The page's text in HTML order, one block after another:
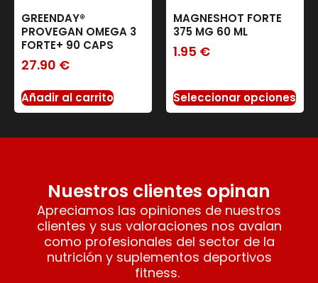
GREENDAY®
PROVEGAN OMEGA 3
FORTE+ 90 CAPS
27.90 €
Añadir al carrito
MAGNESHOT FORTE
375 MG 60 ML
1.95 €
Seleccionar opciones
Nuestros clientes opinan
Apreciamos las opiniones de nuestros
clientes y sus valoraciones nos avalan
como profesionales del sector de la
nutrición y suplementos deportivos
fitness.